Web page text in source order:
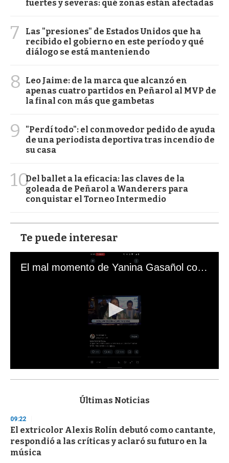
fuertes y severas: qué zonas están afectadas
7
Las "presiones" de Estados Unidos que ha
recibido el gobierno en este período y qué
diálogo se está manteniendo
8
Leo Jaime: de la marca que alcanzó en
apenas cuatro partidos en Peñarol al MVP de
la final con más que gambetas
9
"Perdí todo": el conmovedor pedido de ayuda
de una periodista deportiva tras incendio de
su casa
10Del ballet a la eficacia: las claves de la
goleada de Peñarol a Wanderers para
conquistar el Torneo Intermedio
Te puede interesar
El mal momento de Yanina Gasañol con un hincha argentino en "Subrayado"
s
d
s
o
f
3
Últimas Noticias
09:22
El extricolor Alexis Rolín debutó como cantante,
respondió a las críticas y aclaró su futuro en la
música